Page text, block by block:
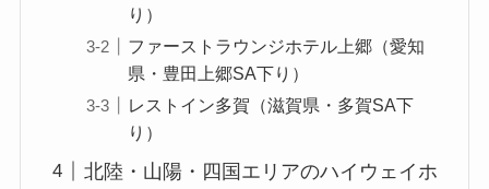
り）
ファーストラウンジホテル上郷（愛知
県・豊田上郷SA下り）
レストイン多賀（滋賀県・多賀SA下
り）
北陸・山陽・四国エリアのハイウェイホ